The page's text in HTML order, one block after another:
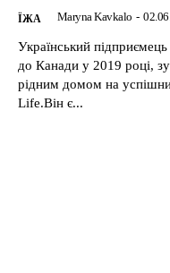
ЇЖА Maryna Kavkalo -
Український
до Канади у 2019 році,
рідним домом на
Life.Він є...